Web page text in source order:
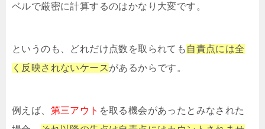
ベルで厳密に計算するのはかなり大変です。
というのも、どれだけ点数を取られても 自責点には全
く反映されないケース があるからです。
例えば、 第三アウト を取る機会があったとみなされた